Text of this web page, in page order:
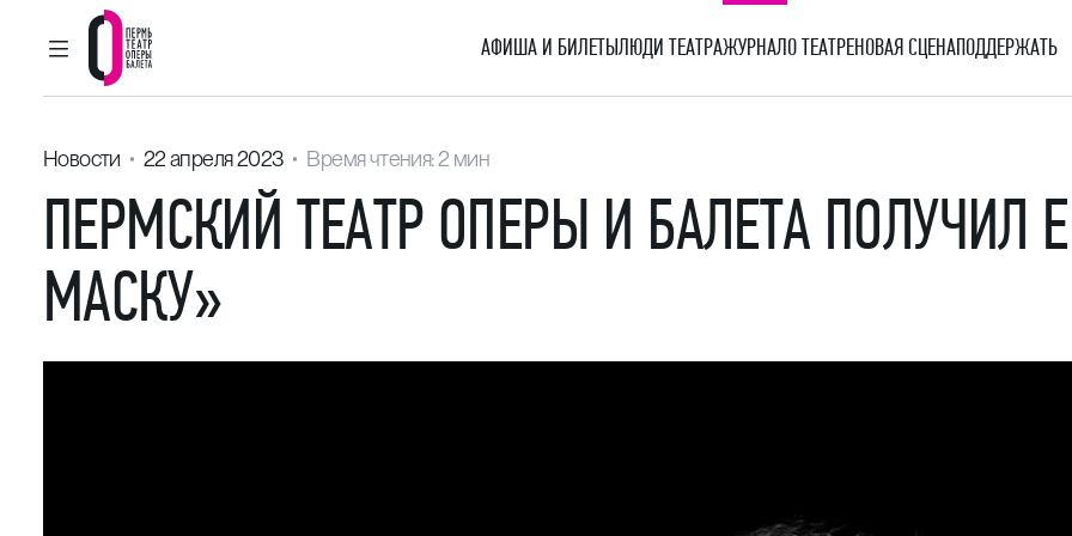
ГЛАВНОЕ МЕНЮ
Пермский театр оперы и балета
АФИША И БИЛЕТЫЛЮДИ ТЕАТРАЖУРНАЛО ТЕАТРЕНОВАЯ СЦЕНАПОДДЕРЖАТЬ
Новости 22 апреля 2023 Время чтения: 2 мин
ПЕРМСКИЙ ТЕАТР ОПЕРЫ И БАЛЕТА ПОЛУЧИЛ
МАСКУ»